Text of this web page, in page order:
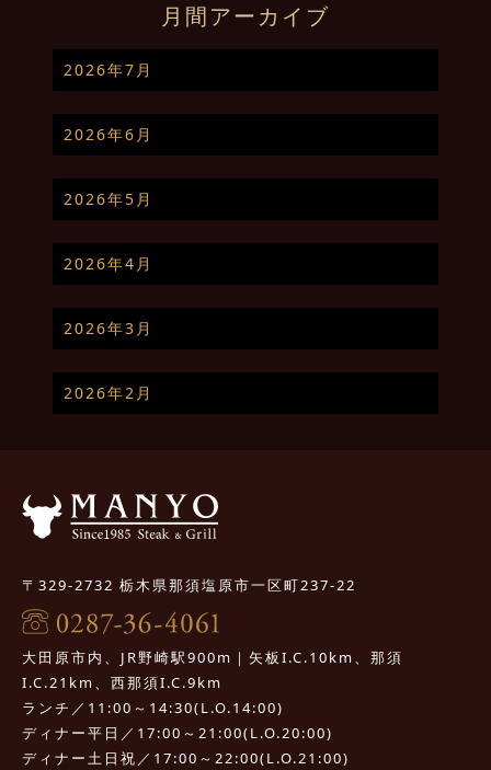
月間アーカイブ
2026年7月
2026年6月
2026年5月
2026年4月
2026年3月
2026年2月
〒329-2732 栃木県那須塩原市一区町237-22
大田原市内、JR野崎駅900m｜矢板I.C.10km、那須
I.C.21km、西那須I.C.9km
ランチ／11:00～14:30(L.O.14:00)
ディナー平日／17:00～21:00(L.O.20:00)
ディナー土日祝／17:00～22:00(L.O.21:00)